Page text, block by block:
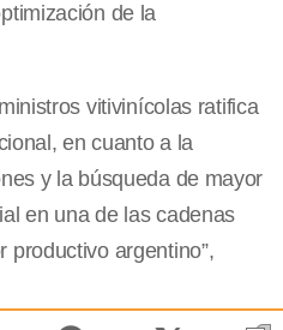
de la
vitivinícolas ratifica
en cuanto a la
y la búsqueda de mayor
en una de las cadenas
productivo argentino”,